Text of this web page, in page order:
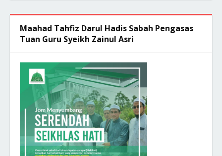
Maahad Tahfiz Darul Hadis Sabah Pengasas
Tuan Guru Syeikh Zainul Asri